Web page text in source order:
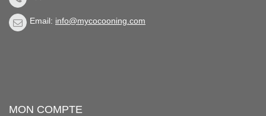
Email: info@mycocooning.com
MON COMPTE